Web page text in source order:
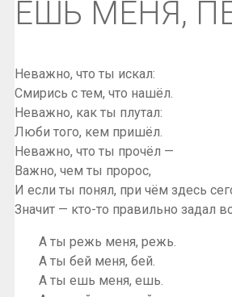
ЕШЬ МЕНЯ,
Неважно, что ты искал:
Смирись с тем, что нашёл.
Неважно, как ты плутал:
Люби того, кем пришёл.
Неважно, что ты прочёл —
Важно, чем ты пророс,
И если ты понял, при чём здесь
Значит — кто-то правильно задал
А ты режь меня, режь.
А ты бей меня, бей.
А ты ешь меня, ешь.